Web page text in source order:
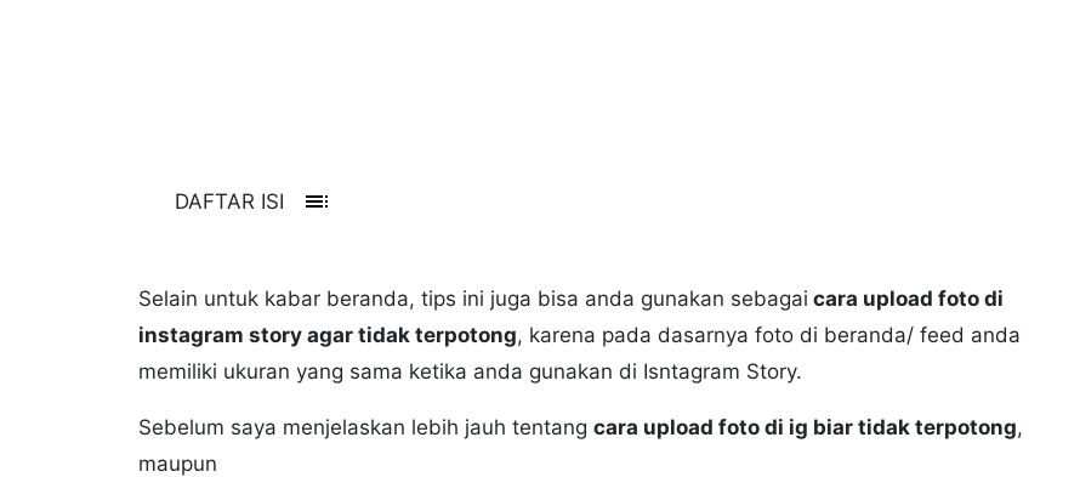
DAFTAR ISI toc
Selain untuk kabar beranda, tips ini juga bisa anda gunakan sebagai cara upload foto di
instagram story agar tidak terpotong, karena pada dasarnya foto di beranda/ feed anda
memiliki ukuran yang sama ketika anda gunakan di Isntagram Story.
Sebelum saya menjelaskan lebih jauh tentang cara upload foto di ig biar tidak terpotong,
maupun